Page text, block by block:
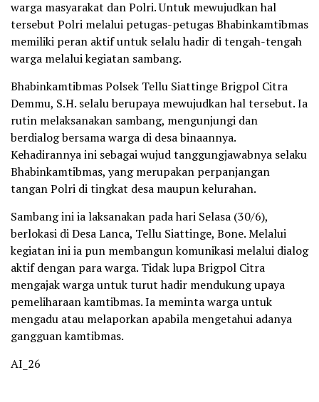
warga masyarakat dan Polri. Untuk mewujudkan hal
tersebut Polri melalui petugas-petugas Bhabinkamtibmas
memiliki peran aktif untuk selalu hadir di tengah-tengah
warga melalui kegiatan sambang.
Bhabinkamtibmas Polsek Tellu Siattinge Brigpol Citra
Demmu, S.H. selalu berupaya mewujudkan hal tersebut. Ia
rutin melaksanakan sambang, mengunjungi dan
berdialog bersama warga di desa binaannya.
Kehadirannya ini sebagai wujud tanggungjawabnya selaku
Bhabinkamtibmas, yang merupakan perpanjangan
tangan Polri di tingkat desa maupun kelurahan.
Sambang ini ia laksanakan pada hari Selasa (30/6),
berlokasi di Desa Lanca, Tellu Siattinge, Bone. Melalui
kegiatan ini ia pun membangun komunikasi melalui dialog
aktif dengan para warga. Tidak lupa Brigpol Citra
mengajak warga untuk turut hadir mendukung upaya
pemeliharaan kamtibmas. Ia meminta warga untuk
mengadu atau melaporkan apabila mengetahui adanya
gangguan kamtibmas.
AI_26